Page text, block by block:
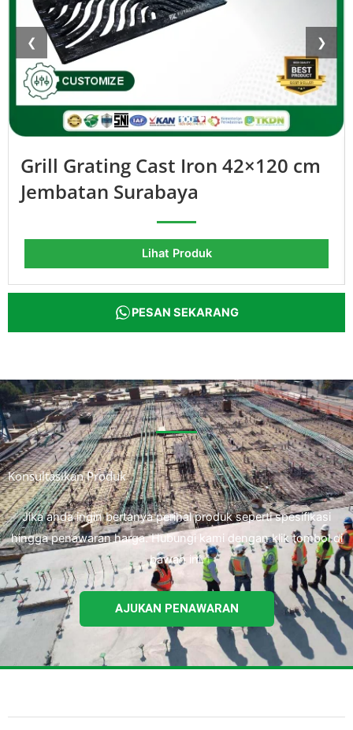
❮ ❯
Grill Grating Cast Iron 42×120 cm
Jembatan Surabaya
Lihat Produk
PESAN SEKARANG
Konsultasikan Produk
Jika anda ingin bertanya perihal produk seperti spesifikasi
hingga penawaran harga. Hubungi kami dengan klik tombol di
bawah ini.
AJUKAN PENAWARAN